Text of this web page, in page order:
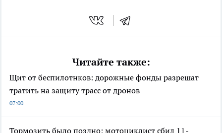
Читайте также:
Щит от беспилотнков: дорожные фонды разрешат
тратить на защиту трасс от дронов
07:00
Тормозить было поздно: мотоциклист сбил 11-